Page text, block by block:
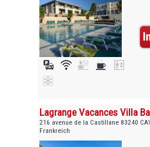
Lagrange Vacances Villa
216 avenue de la Castillane 83240
Frankreich